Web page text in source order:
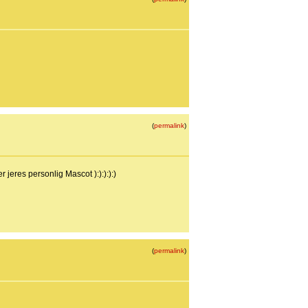
(permalink)
jeres personlig Mascot ):):):):)
(permalink)